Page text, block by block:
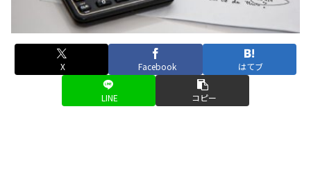
X Facebook はてブ
LINE コピー